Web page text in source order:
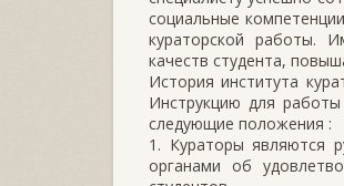
социальные
кураторской работы.
качеств студента,
История института
Инструкцию для
следующие положения :
1. Кураторы являются
органами об